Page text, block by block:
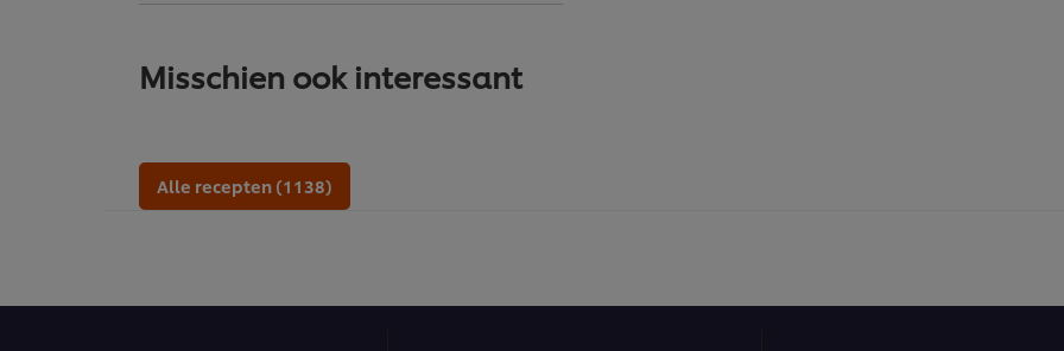
Misschien ook interessant
Alle recepten (1138)